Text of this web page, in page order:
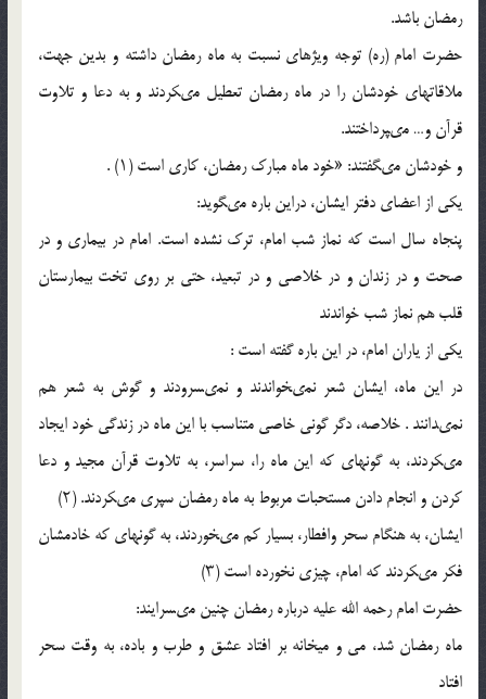
رمضان باشد.
حضرت امام (ره) توجه ویژه‏اى نسبت ‏به ماه رمضان داشته و بدین جهت،
ملاقات‏هاى خودشان را در ماه رمضان تعطیل مى‏کردند و به دعا و تلاوت
قرآن و… مى‏پرداختند.
و خودشان مى‏گفتند: «خود ماه مبارک رمضان، کارى است (۱) .
یکى از اعضاى دفتر ایشان، دراین باره مى‏گوید:
پنجاه سال است که نماز شب امام، ترک نشده است. امام در بیمارى و در
صحت و در زندان و در خلاصى و در تبعید، حتى بر روى تخت ‏بیمارستان
قلب هم نماز شب خواندند
یکى از یاران امام، در این باره گفته است :
در این ماه، ایشان شعر نمى‏خواندند و نمى‏سرودند و گوش به شعر هم
نمى‏دانند . خلاصه، دگر گونى خاصى متناسب با این ماه در زندگى خود ایجاد
مى‏کردند، به گونه‏اى که این ماه را، سراسر، به تلاوت قرآن مجید و دعا
کردن و انجام دادن مستحبات مربوط به ماه رمضان سپرى مى‏کردند. (۲)
ایشان، به هنگام سحر وافطار، بسیار کم مى‏خوردند، به گونه‏اى که خادم‏شان
فکر مى‏کردند که امام، چیزى نخورده است (۳)
حضرت امام رحمه الله علیه درباره رمضان چنین مى‏سرایند:
ماه رمضان شد، مى و میخانه بر افتاد عشق و طرب و باده، به وقت ‏سحر
افتاد